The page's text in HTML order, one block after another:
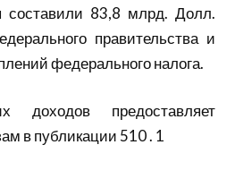
составили 83,8 млрд. Долл.
правительства и
федерального налога.
доходов предоставляет
в публикации 510 . 1